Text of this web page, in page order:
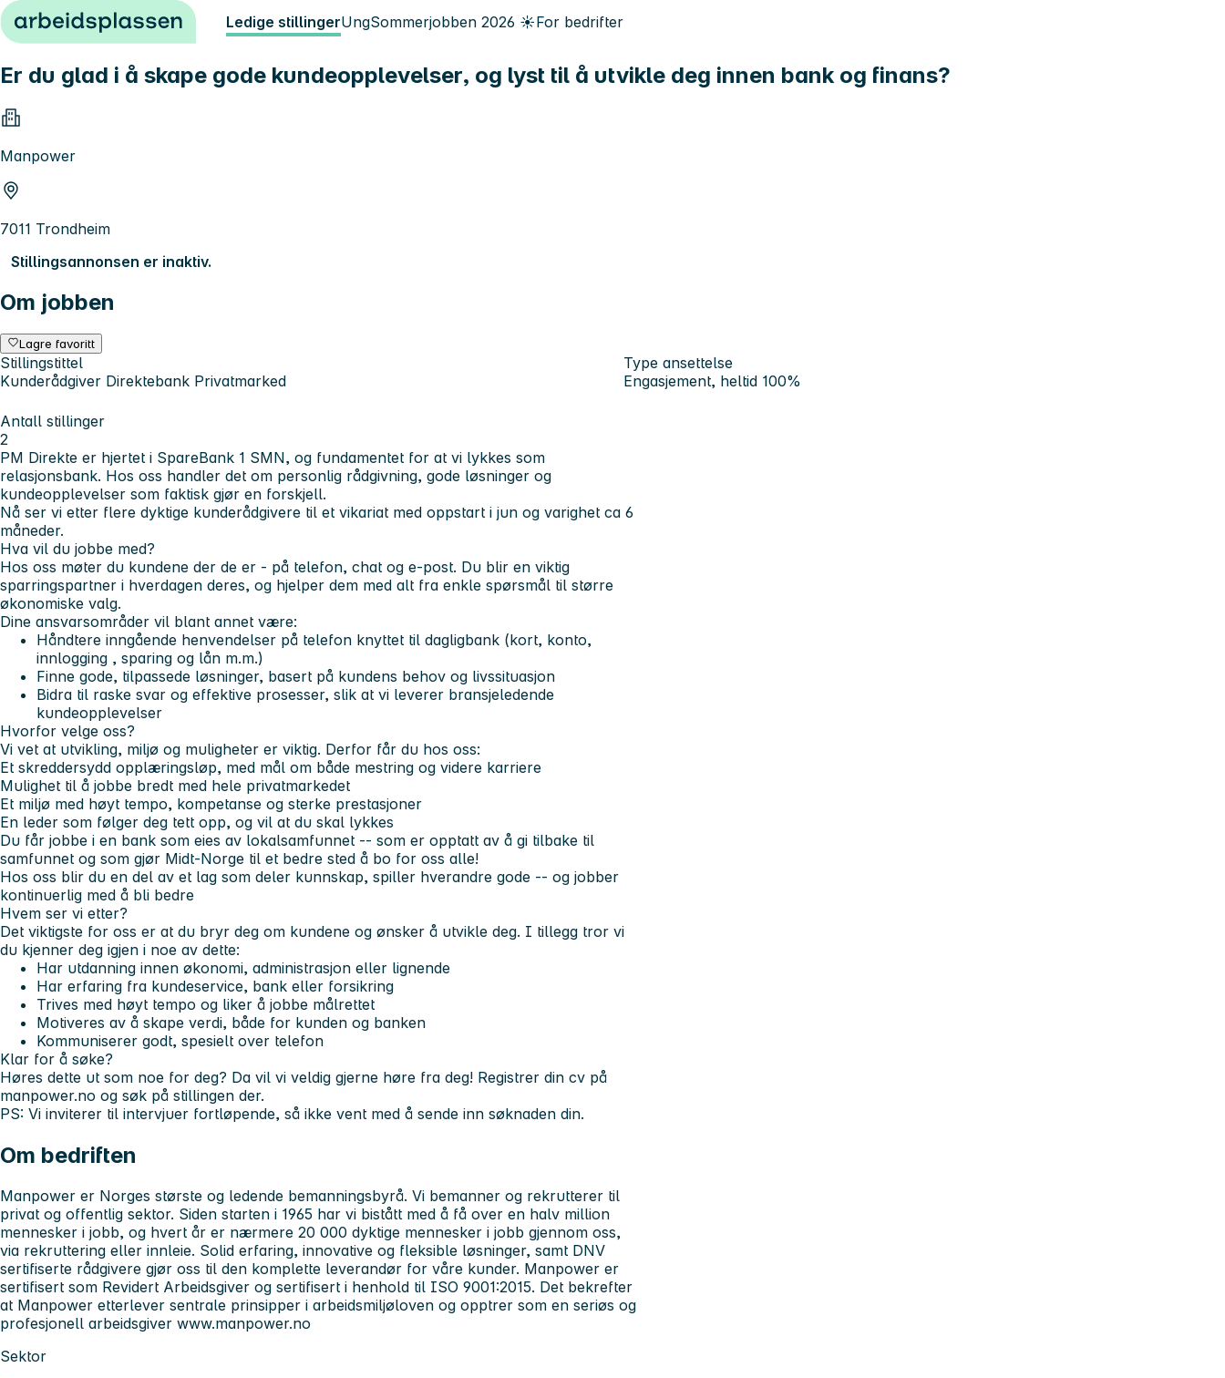
Hopp til innhold Ledige stillingerUngSommerjobben 2026 ☀️For bedrifter
Er du glad i å skape gode kundeopplevelser, og lyst til å utvikle deg innen bank og finans?
Manpower
7011 Trondheim
Stillingsannonsen er inaktiv.
Om jobben
Lagre favoritt
Stillingstittel
Kunderådgiver Direktebank Privatmarked
Type ansettelse
Engasjement, heltid 100%
Antall stillinger
2
PM Direkte er hjertet i SpareBank 1 SMN, og fundamentet for at vi lykkes som
relasjonsbank. Hos oss handler det om personlig rådgivning, gode løsninger og
kundeopplevelser som faktisk gjør en forskjell.
Nå ser vi etter flere dyktige kunderådgivere til et vikariat med oppstart i jun og varighet ca 6
måneder.
Hva vil du jobbe med?
Hos oss møter du kundene der de er - på telefon, chat og e-post. Du blir en viktig
sparringspartner i hverdagen deres, og hjelper dem med alt fra enkle spørsmål til større
økonomiske valg.
Dine ansvarsområder vil blant annet være:
Håndtere inngående henvendelser på telefon knyttet til dagligbank (kort, konto,
innlogging , sparing og lån m.m.)
Finne gode, tilpassede løsninger, basert på kundens behov og livssituasjon
Bidra til raske svar og effektive prosesser, slik at vi leverer bransjeledende
kundeopplevelser
Hvorfor velge oss?
Vi vet at utvikling, miljø og muligheter er viktig. Derfor får du hos oss:
Et skreddersydd opplæringsløp, med mål om både mestring og videre karriere
Mulighet til å jobbe bredt med hele privatmarkedet
Et miljø med høyt tempo, kompetanse og sterke prestasjoner
En leder som følger deg tett opp, og vil at du skal lykkes
Du får jobbe i en bank som eies av lokalsamfunnet -- som er opptatt av å gi tilbake til
samfunnet og som gjør Midt-Norge til et bedre sted å bo for oss alle!
Hos oss blir du en del av et lag som deler kunnskap, spiller hverandre gode -- og jobber
kontinuerlig med å bli bedre
Hvem ser vi etter?
Det viktigste for oss er at du bryr deg om kundene og ønsker å utvikle deg. I tillegg tror vi
du kjenner deg igjen i noe av dette:
Har utdanning innen økonomi, administrasjon eller lignende
Har erfaring fra kundeservice, bank eller forsikring
Trives med høyt tempo og liker å jobbe målrettet
Motiveres av å skape verdi, både for kunden og banken
Kommuniserer godt, spesielt over telefon
Klar for å søke?
Høres dette ut som noe for deg? Da vil vi veldig gjerne høre fra deg! Registrer din cv på
manpower.no og søk på stillingen der.
PS: Vi inviterer til intervjuer fortløpende, så ikke vent med å sende inn søknaden din.
Om bedriften
Manpower er Norges største og ledende bemanningsbyrå. Vi bemanner og rekrutterer til
privat og offentlig sektor. Siden starten i 1965 har vi bistått med å få over en halv million
mennesker i jobb, og hvert år er nærmere 20 000 dyktige mennesker i jobb gjennom oss,
via rekruttering eller innleie. Solid erfaring, innovative og fleksible løsninger, samt DNV
sertifiserte rådgivere gjør oss til den komplette leverandør for våre kunder. Manpower er
sertifisert som Revidert Arbeidsgiver og sertifisert i henhold til ISO 9001:2015. Det bekrefter
at Manpower etterlever sentrale prinsipper i arbeidsmiljøloven og opptrer som en seriøs og
profesjonell arbeidsgiver www.manpower.no
Sektor